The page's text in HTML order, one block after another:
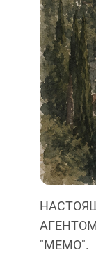
"МЕМО".